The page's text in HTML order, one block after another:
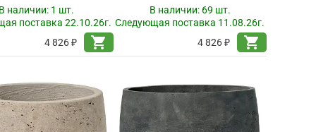
наличии: 1 шт.
поставка 22.10.26г.
4 826 ₽
shopping_cart
В наличии: 69 шт.
Следующая поставка 11.08.26г.
4 826 ₽
shopping_cart